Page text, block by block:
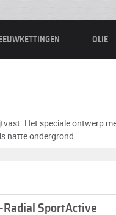
OLIE
Het speciale ontwerp
natte ondergrond.
Radial SportActive